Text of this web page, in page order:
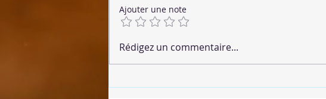
🌶 Chorizo Végétalien
Ajouter une note
Rédigez un commentaire...